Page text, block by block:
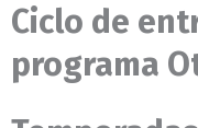
Ciclo de
programa